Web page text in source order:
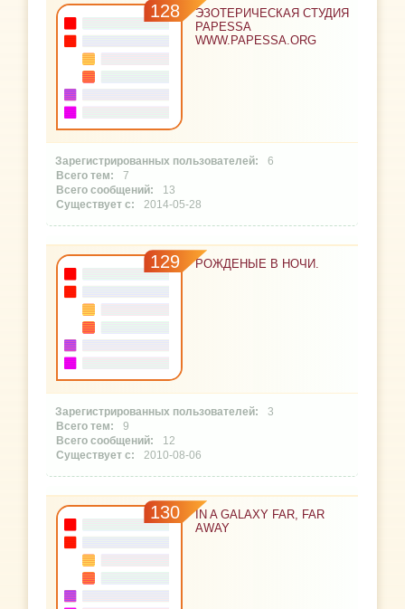
128
ЭЗОТЕРИЧЕСКАЯ СТУДИЯ
PAPESSA
WWW.PAPESSA.ORG
6
7
13
2014-05-28
129 РОЖДЕНЫЕ В НОЧИ.
3
9
12
2010-08-06
130
IN A GALAXY FAR, FAR
AWAY